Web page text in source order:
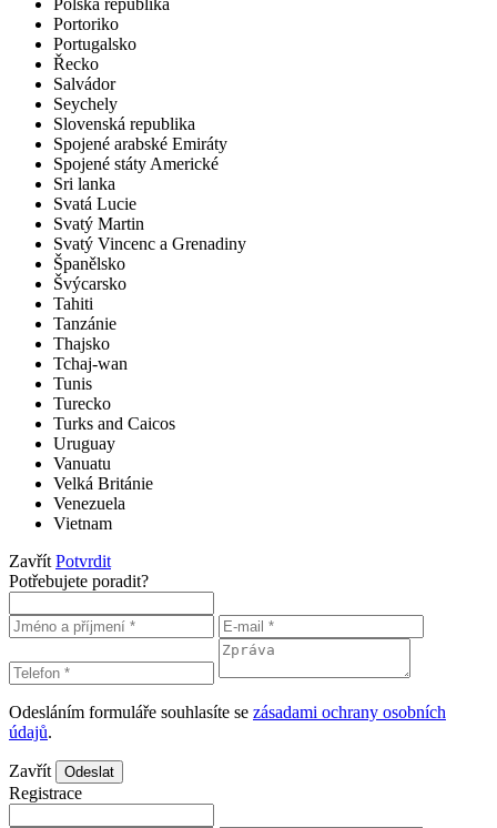
Portoriko
Portugalsko
Řecko
Salvádor
Seychely
Slovenská republika
Spojené arabské Emiráty
Spojené státy Americké
Sri lanka
Svatá Lucie
Svatý Martin
Svatý Vincenc a Grenadiny
Španělsko
Švýcarsko
Tahiti
Tanzánie
Thajsko
Tchaj-wan
Tunis
Turecko
Turks and Caicos
Uruguay
Vanuatu
Velká Británie
Venezuela
Vietnam
Zavřít Potvrdit
Potřebujete poradit?
Odesláním formuláře souhlasíte se zásadami ochrany osobních
údajů.
Zavřít Odeslat
Registrace